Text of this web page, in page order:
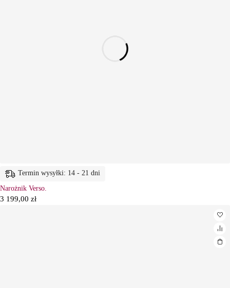
Termin wysyłki: 14 - 21 dni
Narożnik Verso.
3 199,00 zł